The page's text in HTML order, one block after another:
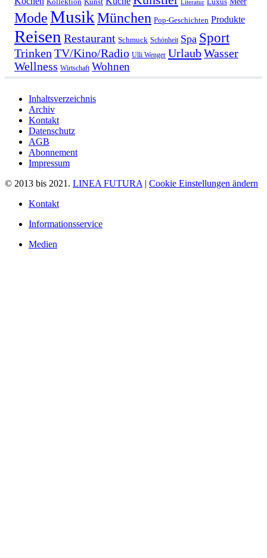
Literatur
ModeMusikMünchen Pop-Geschichten Produkte
Reisen Restaurant Schmuck Schönheit Spa Sport
TrinkenTV/Kino/Radio Ulli Wenger UrlaubWasser
Wellness Wirtschaft Wohnen
Inhaltsverzeichnis
Archiv
Kontakt
Datenschutz
AGB
Abonnement
Impressum
© 2013 bis 2021. LINEA FUTURA| Cookie Einstellungen ändern
Kontakt
Informationsservice
Medien